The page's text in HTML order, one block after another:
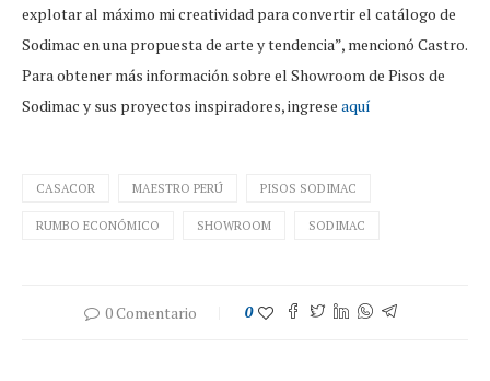
explotar al máximo mi creatividad para convertir el catálogo de
Sodimac en una propuesta de arte y tendencia”, mencionó Castro.
Para obtener más información sobre el Showroom de Pisos de
Sodimac y sus proyectos inspiradores, ingrese aquí
CASACOR MAESTRO PERÚ PISOS SODIMAC
RUMBO ECONÓMICO SHOWROOM SODIMAC
0 Comentario 0